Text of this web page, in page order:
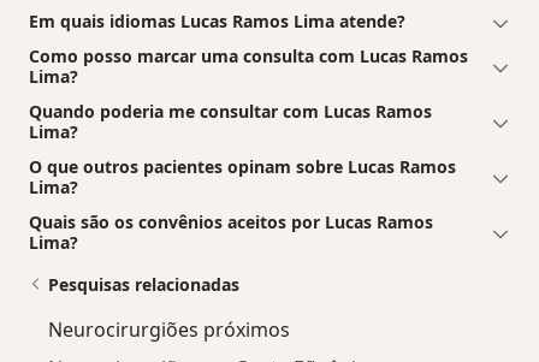
Em quais idiomas Lucas Ramos Lima atende?
Como posso marcar uma consulta com Lucas Ramos
Lima?
Quando poderia me consultar com Lucas Ramos
Lima?
O que outros pacientes opinam sobre Lucas Ramos
Lima?
Quais são os convênios aceitos por Lucas Ramos
Lima?
Pesquisas relacionadas
Neurocirurgiões próximos